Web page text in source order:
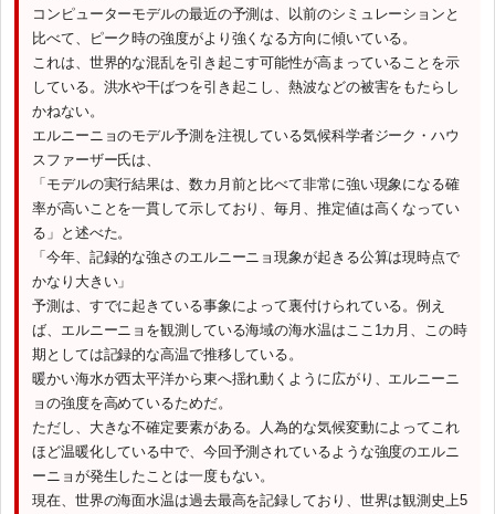
コンピューターモデルの最近の予測は、以前のシミュレーションと
比べて、ピーク時の強度がより強くなる方向に傾いている。
これは、世界的な混乱を引き起こす可能性が高まっていることを示
している。洪水や干ばつを引き起こし、熱波などの被害をもたらし
かねない。
エルニーニョのモデル予測を注視している気候科学者ジーク・ハウ
スファーザー氏は、
「モデルの実行結果は、数カ月前と比べて非常に強い現象になる確
率が高いことを一貫して示しており、毎月、推定値は高くなってい
る」と述べた。
「今年、記録的な強さのエルニーニョ現象が起きる公算は現時点で
かなり大きい」
予測は、すでに起きている事象によって裏付けられている。例え
ば、エルニーニョを観測している海域の海水温はここ1カ月、この時
期としては記録的な高温で推移している。
暖かい海水が西太平洋から東へ揺れ動くように広がり、エルニーニ
ョの強度を高めているためだ。
ただし、大きな不確定要素がある。人為的な気候変動によってこれ
ほど温暖化している中で、今回予測されているような強度のエルニ
ーニョが発生したことは一度もない。
現在、世界の海面水温は過去最高を記録しており、世界は観測史上5